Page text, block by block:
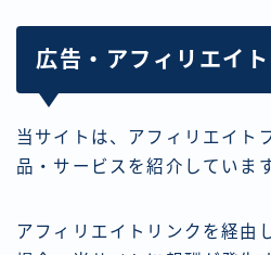
広告・アフィリエイ
当サイトは、アフィリエイト
品・サービスを紹介しています
アフィリエイトリンクを経由